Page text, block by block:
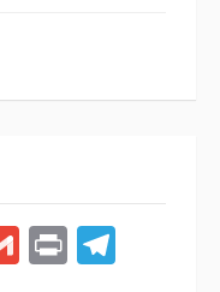
Gmail
Print